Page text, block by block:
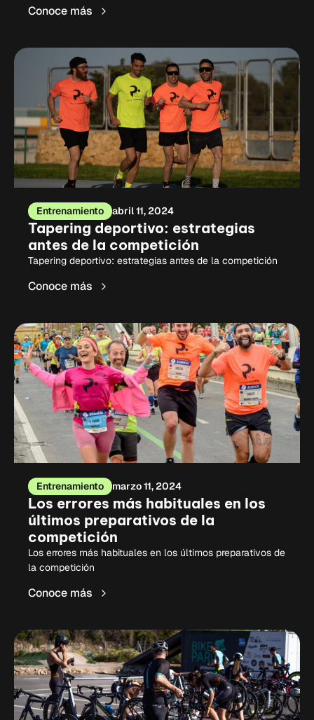
Conoce más
Entrenamiento abril 11, 2024
Tapering deportivo: estrategias
antes de la competición
Tapering deportivo: estrategias antes de la competición
Conoce más
Entrenamiento marzo 11, 2024
Los errores más habituales en los
últimos preparativos de la
competición
Los errores más habituales en los últimos preparativos de
la competición
Conoce más